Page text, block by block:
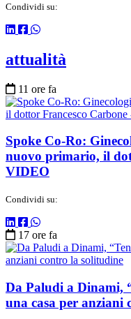
Condividi su:
attualità
11 ore fa
Spoke Co-Ro:
nuovo primario, il
VIDEO
Condividi su:
17 ore fa
Da Paludi a Dinami,
una casa per anziani